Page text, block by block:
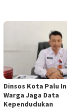
Dinsos Kota Palu
Warga Jaga Data
Kependudukan